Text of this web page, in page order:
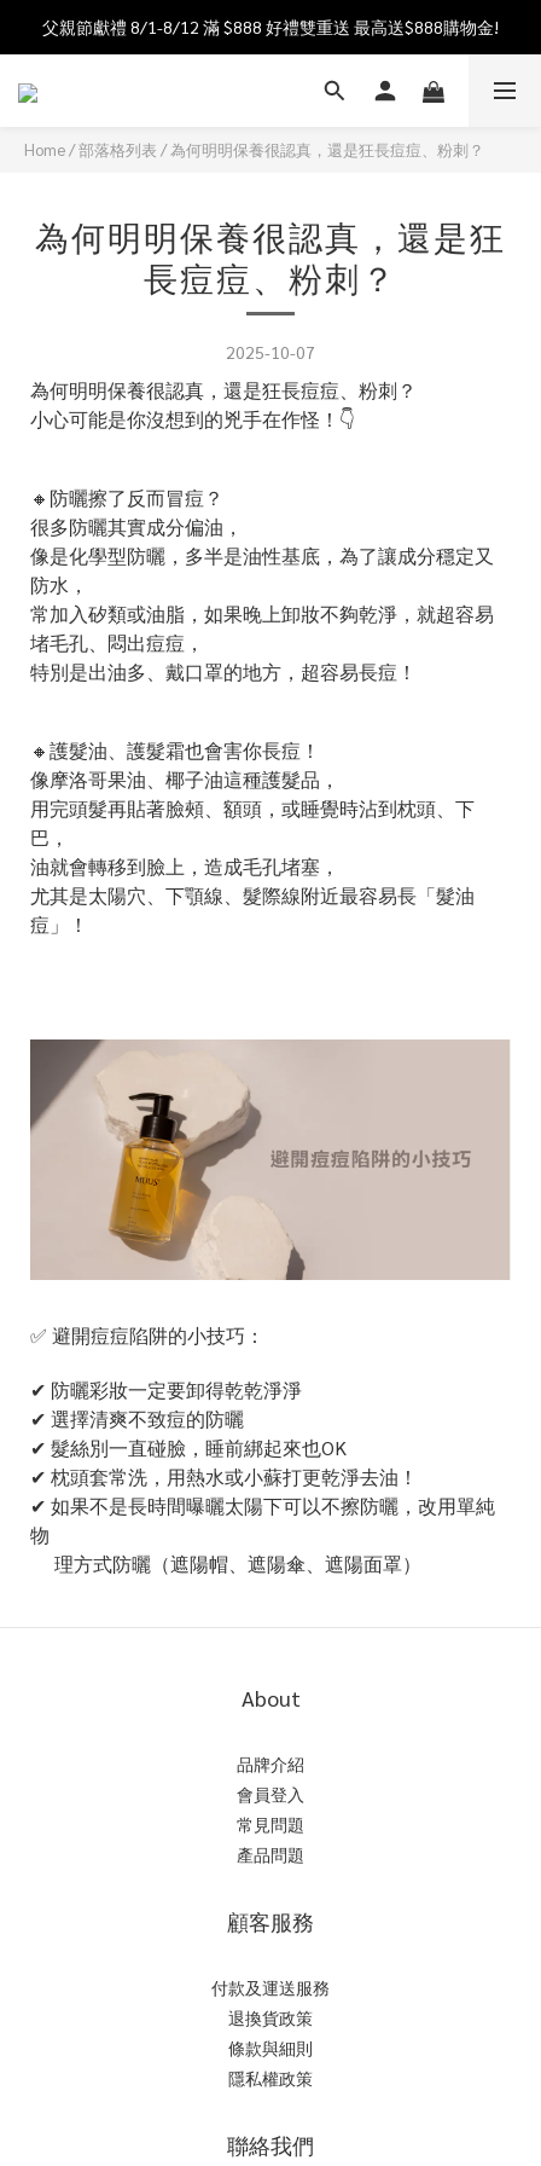
加入會員送$100購物金  加入LINE社群享優惠價
父親節獻禮 8/1-8/12 滿 $888 好禮雙重送 最高送$888購物金!
加入會員送$100購物金  加入LINE社群享優惠價
Home/部落格列表 /為何明明保養很認真，還是狂長痘痘、粉刺？
為何明明保養很認真，還是狂
長痘痘、粉刺？
2025-10-07
為何明明保養很認真，還是狂長痘痘、粉刺？
小心可能是你沒想到的兇手在作怪！👇
🔸防曬擦了反而冒痘？
很多防曬其實成分偏油，
像是化學型防曬，多半是油性基底，為了讓成分穩定又
防水，
常加入矽類或油脂，如果晚上卸妝不夠乾淨，就超容易
堵毛孔、悶出痘痘，
特別是出油多、戴口罩的地方，超容易長痘！
🔸護髮油、護髮霜也會害你長痘！
像摩洛哥果油、椰子油這種護髮品，
用完頭髮再貼著臉頰、額頭，或睡覺時沾到枕頭、下
巴，
油就會轉移到臉上，造成毛孔堵塞，
尤其是太陽穴、下顎線、髮際線附近最容易長「髮油
痘」！
✅ 避開痘痘陷阱的小技巧：
✔ 防曬彩妝一定要卸得乾乾淨淨
✔ 選擇清爽不致痘的防曬
✔ 髮絲別一直碰臉，睡前綁起來也OK
✔ 枕頭套常洗，用熱水或小蘇打更乾淨去油！
✔ 如果不是長時間曝曬太陽下可以不擦防曬，改用單純
物
理方式防曬（遮陽帽、遮陽傘、遮陽面罩）
About
品牌介紹
會員登入
常見問題
產品問題
顧客服務
付款及運送服務
退換貨政策
條款與細則
隱私權政策
聯絡我們